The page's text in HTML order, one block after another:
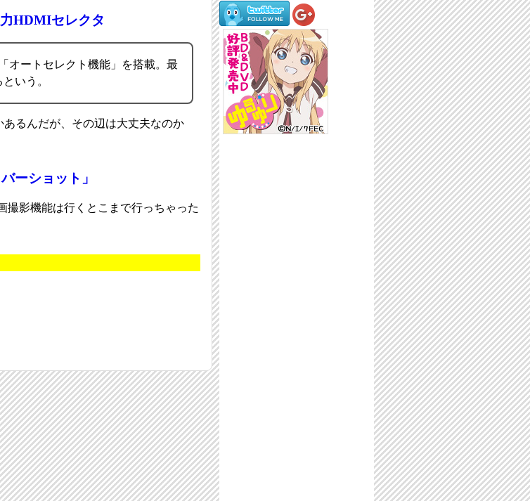
HDMIセレクタ
オートセレクト機能」を搭載。最
いう。
るんだが、その辺は大丈夫なのか
ーショット」
撮影機能は行くとこまで行っちゃった